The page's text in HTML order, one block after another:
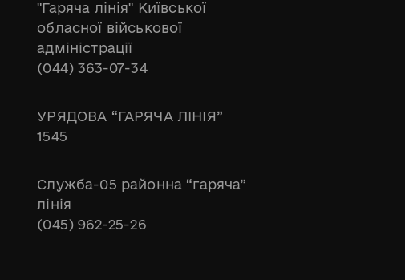
"Гаряча лінія" Київської
обласної військової
адміністрації
(044) 363-07-34
УРЯДОВА “ГАРЯЧА ЛІНІЯ”
1545
Служба-05 районна “гаряча”
лінія
(045) 962-25-26